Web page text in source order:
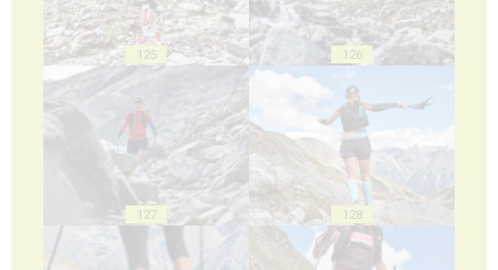
125 126
127 128